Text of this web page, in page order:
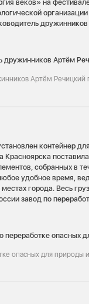
веков» на
Артём Речицкий
контейнер
Красноярска
собранных в
удобное время,
города. Весь
завод по
опасных для природы